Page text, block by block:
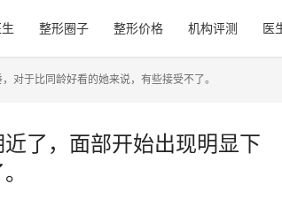
整形圈子 整形价格 机构评测 医
对于比同龄好看的她来说，有些接受不了。
了，面部开始出现明显下